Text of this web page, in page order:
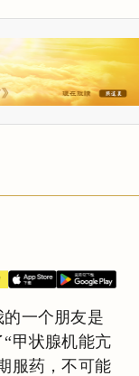
的一个朋友是
甲状腺机能亢
服药，不可能